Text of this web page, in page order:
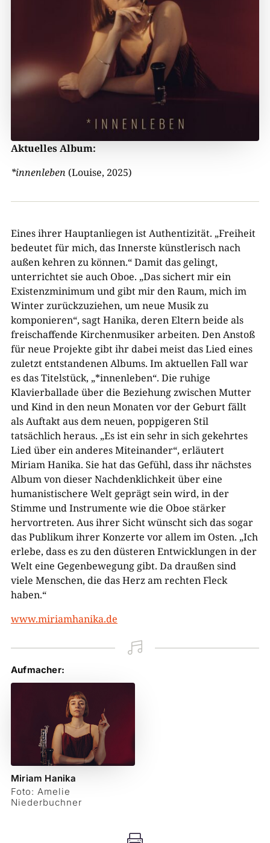
Aktuelles Album:
*innenleben (Louise, 2025)
Eines ihrer Hauptanliegen ist Authentizität. „Freiheit
bedeutet für mich, das Innerste künstlerisch nach
außen kehren zu können.“ Damit das gelingt,
unterrichtet sie auch Oboe. „Das sichert mir ein
Existenzminimum und gibt mir den Raum, mich im
Winter zurückzuziehen, um neue Musik zu
komponieren“, sagt Hanika, deren Eltern beide als
freischaffende Kirchenmusiker arbeiten. Den Anstoß
für neue Projekte gibt ihr dabei meist das Lied eines
zuletzt entstandenen Albums. Im aktuellen Fall war
es das Titelstück, „*innenleben“. Die ruhige
Klavierballade über die Beziehung zwischen Mutter
und Kind in den neun Monaten vor der Geburt fällt
als Auftakt aus dem neuen, poppigeren Stil
tatsächlich heraus. „Es ist ein sehr in sich gekehrtes
Lied über ein anderes Miteinander“, erläutert
Miriam Hanika. Sie hat das Gefühl, dass ihr nächstes
Album von dieser Nachdenklichkeit über eine
humanistischere Welt geprägt sein wird, in der
Stimme und Instrumente wie die Oboe stärker
hervortreten. Aus ihrer Sicht wünscht sich das sogar
das Publikum ihrer Konzerte vor allem im Osten. „Ich
erlebe, dass es zu den düsteren Entwicklungen in der
Welt eine Gegenbewegung gibt. Da draußen sind
viele Menschen, die das Herz am rechten Fleck
haben.“
www.miriamhanika.de

Aufmacher:
Miriam Hanika
Foto: Amelie
Niederbuchner